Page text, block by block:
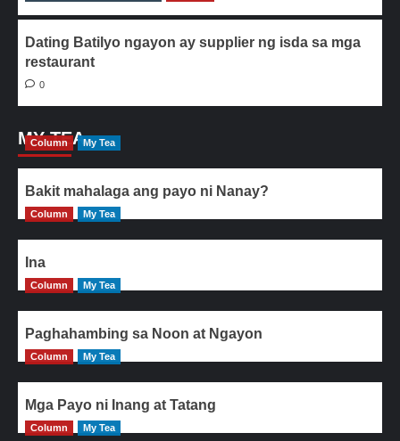
Dating Batilyo ngayon ay supplier ng isda sa mga
restaurant
0
MY TEA
Column My Tea
Bakit mahalaga ang payo ni Nanay?
Column My Tea
Ina
Column My Tea
Paghahambing sa Noon at Ngayon
Column My Tea
Mga Payo ni Inang at Tatang
Column My Tea